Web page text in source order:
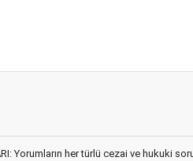
Yorumların her türlü cezai ve hukuki